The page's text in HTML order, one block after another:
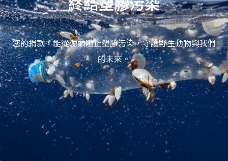
您的捐款，能從源頭阻止塑膠污染，守護野生動物與我們
的未來。